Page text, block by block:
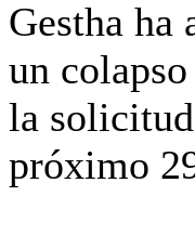
Gestha ha
un
la
próximo